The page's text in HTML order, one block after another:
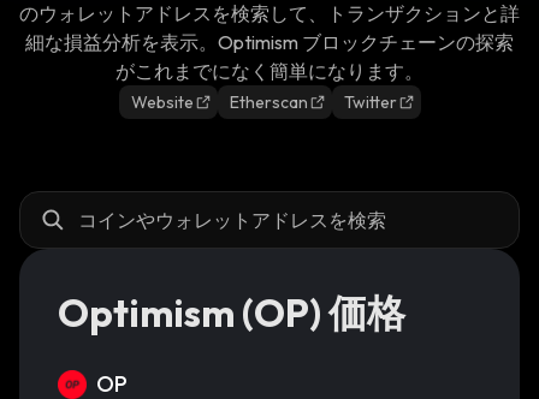
のウォレットアドレスを検索して、トランザクションと詳
細な損益分析を表示。Optimism ブロックチェーンの探索
がこれまでになく簡単になります。
Website Etherscan Twitter
Optimism (OP) 価格
OP